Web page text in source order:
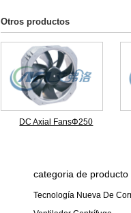
Otros productos
DC Axial FansΦ250
categoria de producto
Tecnología Nueva De